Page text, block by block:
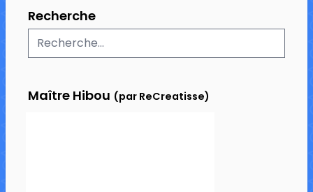
Recherche
Maître Hibou (par ReCreatisse)